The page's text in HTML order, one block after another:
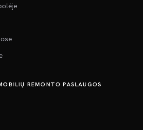
REMONTO PASLAUGOS